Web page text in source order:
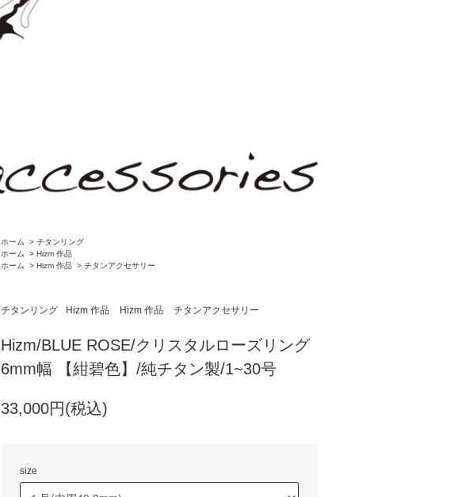
ホーム > チタンリング
ホーム
> Hizm 作品
ホーム
> Hizm 作品 > チタンアクセサリー
チタンリング Hizm 作品 Hizm 作品 チタンアクセサリー
Hizm/BLUE ROSE/クリスタルローズリング
6mm幅 【紺碧色】/純チタン製/1~30号
33,000円(税込)
size